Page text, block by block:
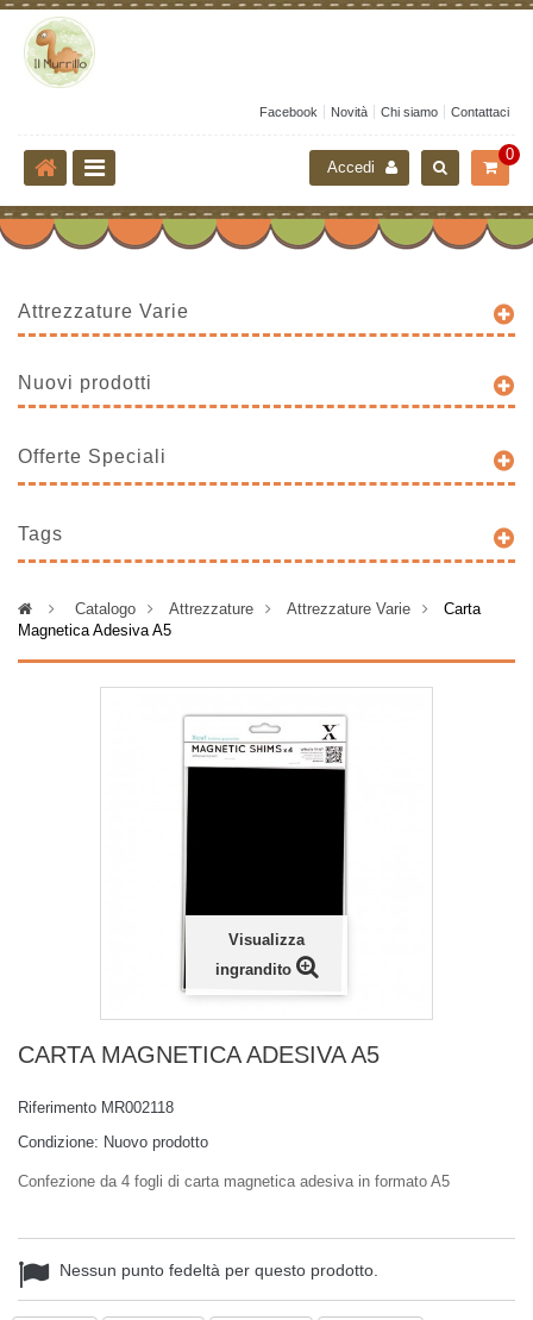
Facebook Novità Chi siamo Contattaci
0
Accedi
Attrezzature Varie
Nuovi prodotti
Offerte Speciali
Tags
> Catalogo > Attrezzature > Attrezzature Varie >
Carta
Magnetica Adesiva A5
Visualizza
ingrandito
CARTA MAGNETICA ADESIVA A5
Riferimento MR002118
Condizione: Nuovo prodotto
Confezione da 4 fogli di carta magnetica adesiva in formato A5
Nessun punto fedeltà per questo prodotto.